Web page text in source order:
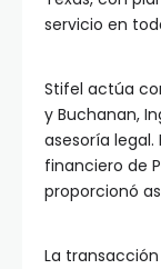
servicio en
Stifel actúa
y Buchanan,
asesoría
financiero de
proporcionó
La